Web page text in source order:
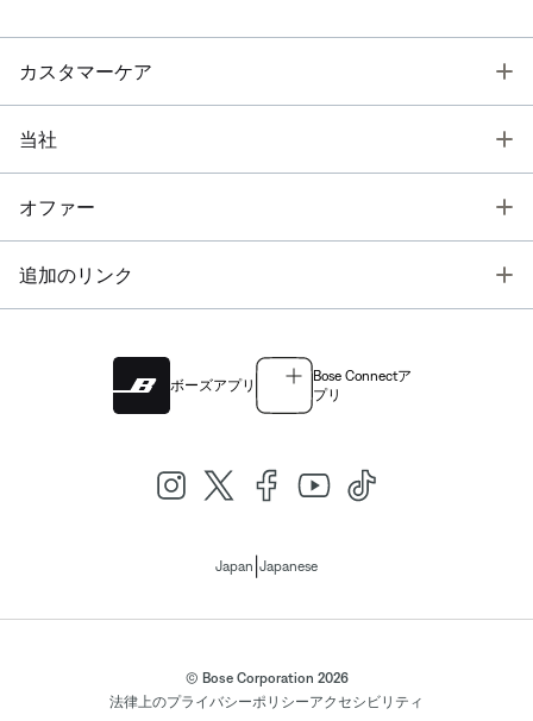
カスタマーケア
当社
オファー
追加のリンク
ボーズアプリ
Bose Connectア
プリ
Japan Japanese
© Bose Corporation 2026
法律上のプライバシーポリシーアクセシビリティ